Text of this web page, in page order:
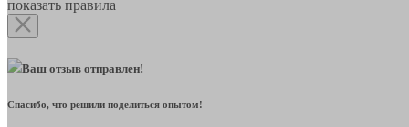
показать правила
Ваш отзыв отправлен!
Спасибо, что решили поделиться опытом!